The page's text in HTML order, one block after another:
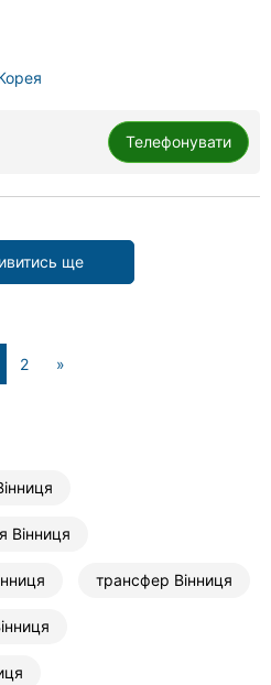
Телефонувати
ще
(current)
2 »
Вінниця
трансфер Вінниця